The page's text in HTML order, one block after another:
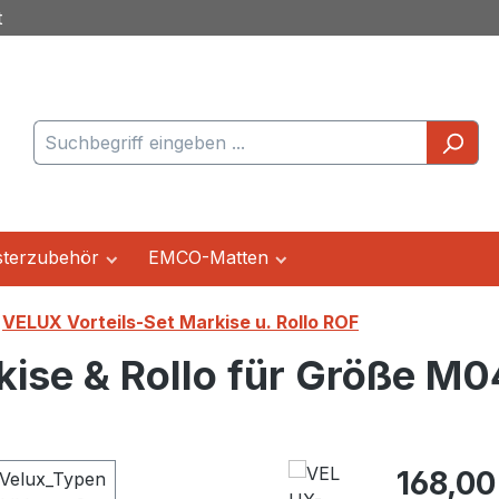
EMCO-Matten
VELUX Vorteils-Set Markise u. Rollo ROF
& Rollo für Größe
Regulärer